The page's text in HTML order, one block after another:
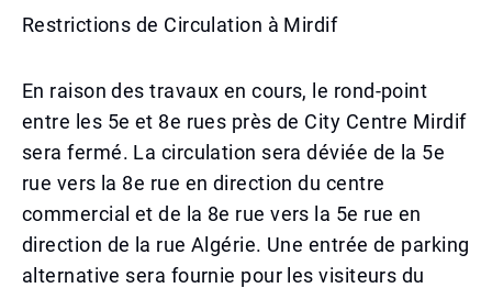
Restrictions de Circulation à Mirdif
En raison des travaux en cours, le rond-point
entre les 5e et 8e rues près de City Centre Mirdif
sera fermé. La circulation sera déviée de la 5e
rue vers la 8e rue en direction du centre
commercial et de la 8e rue vers la 5e rue en
direction de la rue Algérie. Une entrée de parking
alternative sera fournie pour les visiteurs du